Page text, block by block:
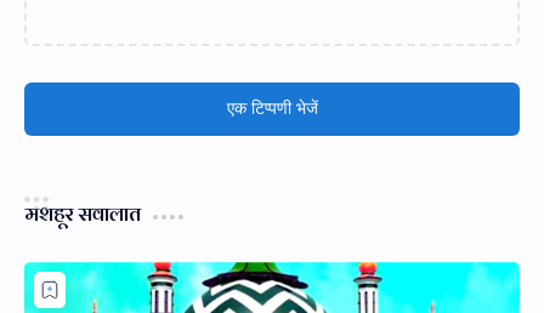
एक टिप्पणी भेजें
मशहूर सवालात